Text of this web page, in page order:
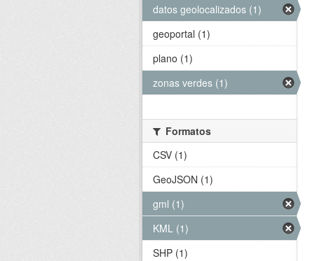
datos geolocalizados (1)
geoportal (1)
plano (1)
zonas verdes (1)
Formatos
CSV (1)
GeoJSON (1)
gml (1)
KML (1)
SHP (1)